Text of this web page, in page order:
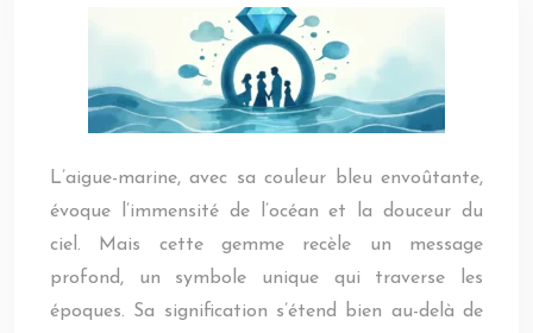
L’aigue-marine, avec sa couleur bleu envoûtante,
évoque l’immensité de l’océan et la douceur du
ciel. Mais cette gemme recèle un message
profond, un symbole unique qui traverse les
époques. Sa signification s’étend bien au-delà de